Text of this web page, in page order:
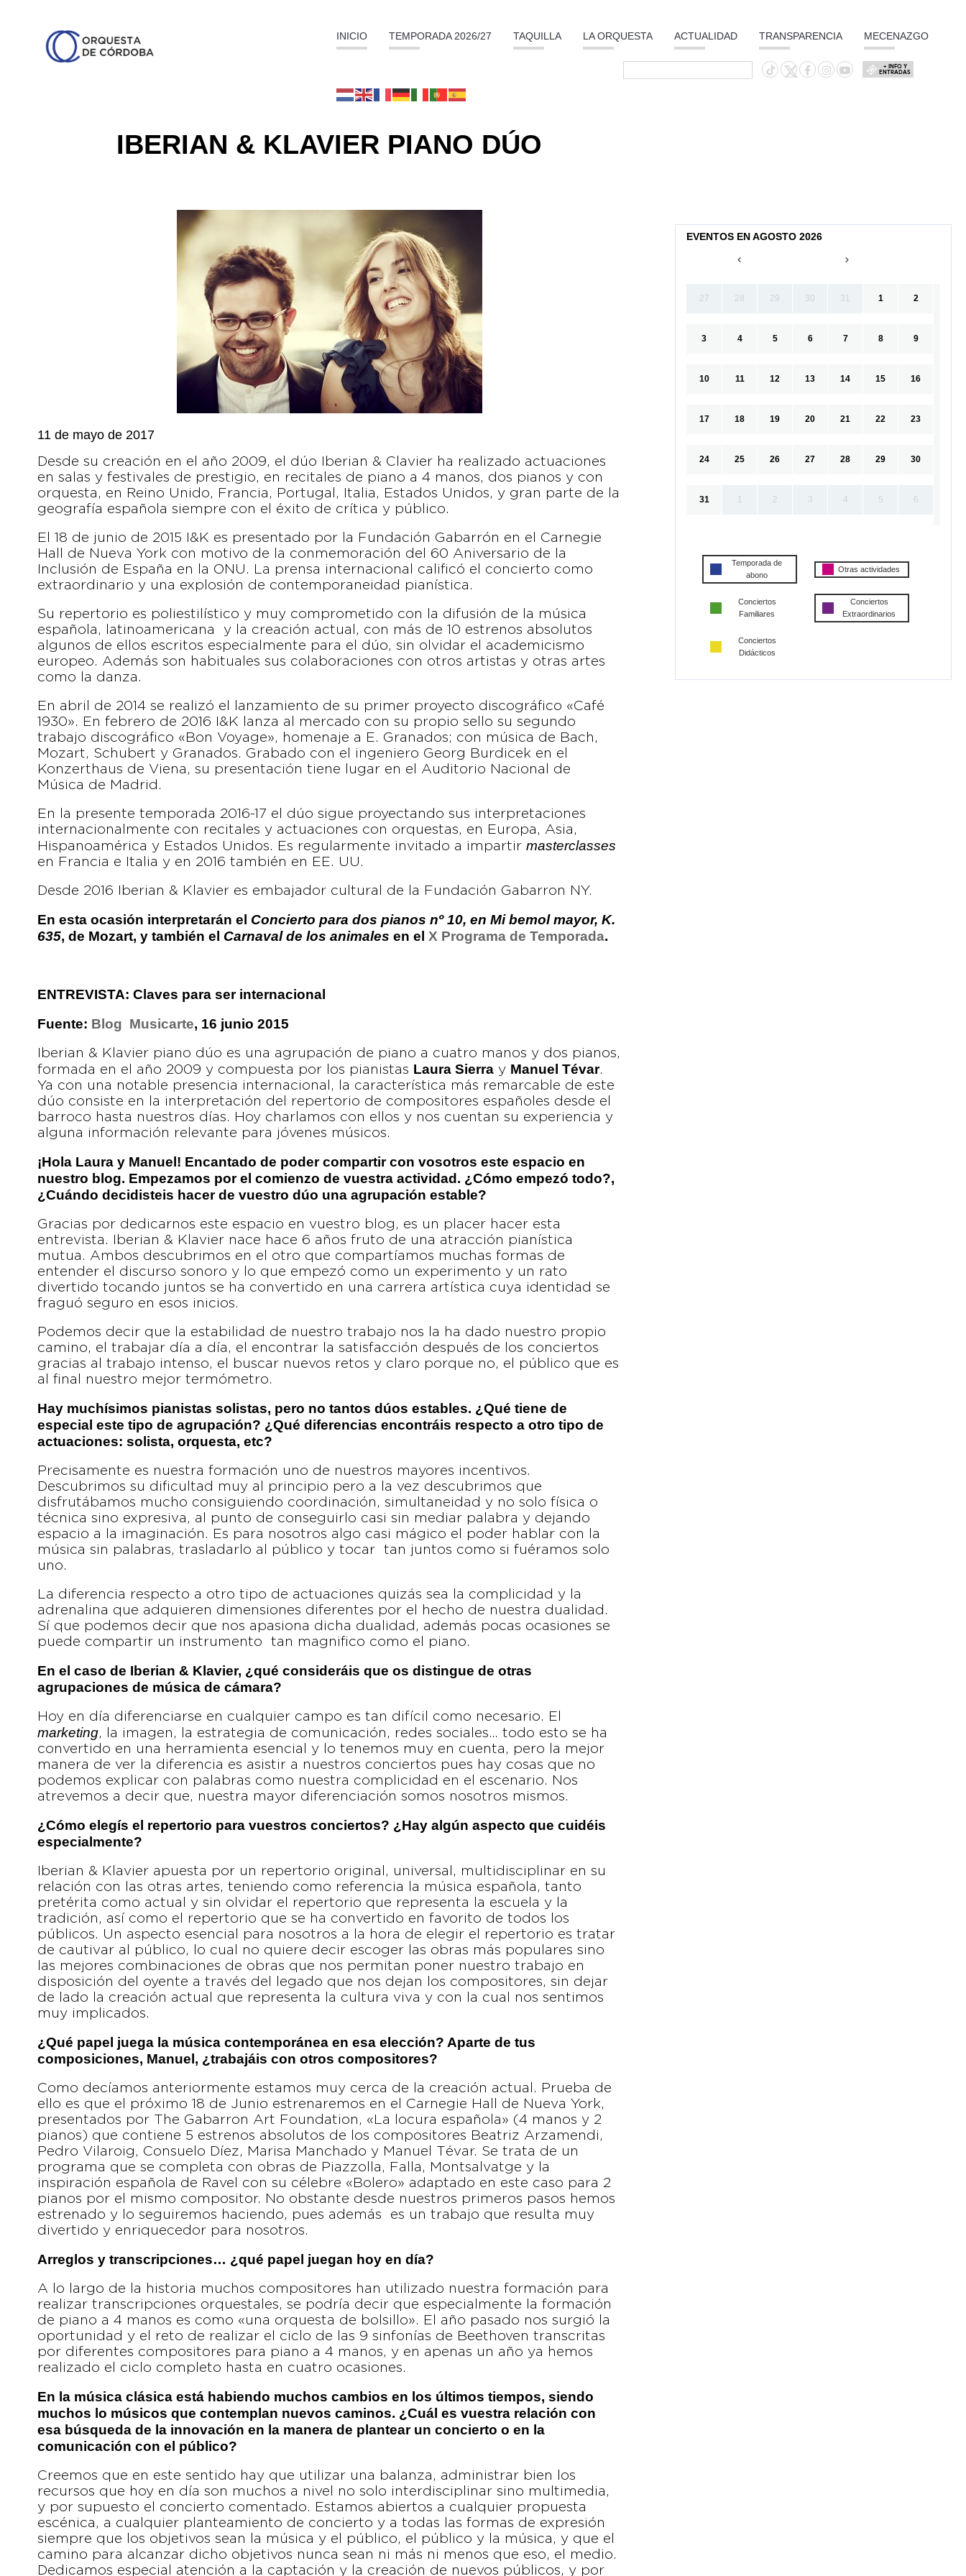
INICIO TEMPORADA 2026/27 TAQUILLA LA ORQUESTA ACTUALIDAD TRANSPARENCIA MECENAZGO
+ INFO Y
ENTRADAS
IBERIAN & KLAVIER PIANO DÚO
11 de mayo de 2017
Desde su creación en el año 2009, el dúo Iberian & Clavier ha realizado actuaciones
en salas y festivales de prestigio, en recitales de piano a 4 manos, dos pianos y con
orquesta, en Reino Unido, Francia, Portugal, Italia, Estados Unidos, y gran parte de la
geografía española siempre con el éxito de crítica y público.
El 18 de junio de 2015 I&K es presentado por la Fundación Gabarrón en el Carnegie
Hall de Nueva York con motivo de la conmemoración del 60 Aniversario de la
Inclusión de España en la ONU. La prensa internacional calificó el concierto como
extraordinario y una explosión de contemporaneidad pianística.
Su repertorio es poliestilístico y muy comprometido con la difusión de la música
española, latinoamericana y la creación actual, con más de 10 estrenos absolutos
algunos de ellos escritos especialmente para el dúo, sin olvidar el academicismo
europeo. Además son habituales sus colaboraciones con otros artistas y otras artes
como la danza.
En abril de 2014 se realizó el lanzamiento de su primer proyecto discográfico «Café
1930». En febrero de 2016 I&K lanza al mercado con su propio sello su segundo
trabajo discográfico «Bon Voyage», homenaje a E. Granados; con música de Bach,
Mozart, Schubert y Granados. Grabado con el ingeniero Georg Burdicek en el
Konzerthaus de Viena, su presentación tiene lugar en el Auditorio Nacional de
Música de Madrid.
En la presente temporada 2016-17 el dúo sigue proyectando sus interpretaciones
internacionalmente con recitales y actuaciones con orquestas, en Europa, Asia,
Hispanoamérica y Estados Unidos. Es regularmente invitado a impartir masterclasses
en Francia e Italia y en 2016 también en EE. UU.
Desde 2016 Iberian & Klavier es embajador cultural de la Fundación Gabarron NY.
En esta ocasión interpretarán el Concierto para dos pianos nº 10, en Mi bemol mayor, K.
635, de Mozart, y también el Carnaval de los animales en el X Programa de Temporada.
ENTREVISTA: Claves para ser internacional
Fuente: Blog Musicarte, 16 junio 2015
Iberian & Klavier piano dúo es una agrupación de piano a cuatro manos y dos pianos,
formada en el año 2009 y compuesta por los pianistas Laura Sierra y Manuel Tévar.
Ya con una notable presencia internacional, la característica más remarcable de este
dúo consiste en la interpretación del repertorio de compositores españoles desde el
barroco hasta nuestros días. Hoy charlamos con ellos y nos cuentan su experiencia y
alguna información relevante para jóvenes músicos.
¡Hola Laura y Manuel! Encantado de poder compartir con vosotros este espacio en
nuestro blog. Empezamos por el comienzo de vuestra actividad. ¿Cómo empezó todo?,
¿Cuándo decidisteis hacer de vuestro dúo una agrupación estable?
Gracias por dedicarnos este espacio en vuestro blog, es un placer hacer esta
entrevista. Iberian & Klavier nace hace 6 años fruto de una atracción pianística
mutua. Ambos descubrimos en el otro que compartíamos muchas formas de
entender el discurso sonoro y lo que empezó como un experimento y un rato
divertido tocando juntos se ha convertido en una carrera artística cuya identidad se
fraguó seguro en esos inicios.
Podemos decir que la estabilidad de nuestro trabajo nos la ha dado nuestro propio
camino, el trabajar día a día, el encontrar la satisfacción después de los conciertos
gracias al trabajo intenso, el buscar nuevos retos y claro porque no, el público que es
al final nuestro mejor termómetro.
Hay muchísimos pianistas solistas, pero no tantos dúos estables. ¿Qué tiene de
especial este tipo de agrupación? ¿Qué diferencias encontráis respecto a otro tipo de
actuaciones: solista, orquesta, etc?
Precisamente es nuestra formación uno de nuestros mayores incentivos.
Descubrimos su dificultad muy al principio pero a la vez descubrimos que
disfrutábamos mucho consiguiendo coordinación, simultaneidad y no solo física o
técnica sino expresiva, al punto de conseguirlo casi sin mediar palabra y dejando
espacio a la imaginación. Es para nosotros algo casi mágico el poder hablar con la
música sin palabras, trasladarlo al público y tocar tan juntos como si fuéramos solo
uno.
La diferencia respecto a otro tipo de actuaciones quizás sea la complicidad y la
adrenalina que adquieren dimensiones diferentes por el hecho de nuestra dualidad.
Sí que podemos decir que nos apasiona dicha dualidad, además pocas ocasiones se
puede compartir un instrumento tan magnifico como el piano.
En el caso de Iberian & Klavier, ¿qué consideráis que os distingue de otras
agrupaciones de música de cámara?
Hoy en día diferenciarse en cualquier campo es tan difícil como necesario. El
marketing, la imagen, la estrategia de comunicación, redes sociales… todo esto se ha
convertido en una herramienta esencial y lo tenemos muy en cuenta, pero la mejor
manera de ver la diferencia es asistir a nuestros conciertos pues hay cosas que no
podemos explicar con palabras como nuestra complicidad en el escenario. Nos
atrevemos a decir que, nuestra mayor diferenciación somos nosotros mismos.
¿Cómo elegís el repertorio para vuestros conciertos? ¿Hay algún aspecto que cuidéis
especialmente?
Iberian & Klavier apuesta por un repertorio original, universal, multidisciplinar en su
relación con las otras artes, teniendo como referencia la música española, tanto
pretérita como actual y sin olvidar el repertorio que representa la escuela y la
tradición, así como el repertorio que se ha convertido en favorito de todos los
públicos. Un aspecto esencial para nosotros a la hora de elegir el repertorio es tratar
de cautivar al público, lo cual no quiere decir escoger las obras más populares sino
las mejores combinaciones de obras que nos permitan poner nuestro trabajo en
disposición del oyente a través del legado que nos dejan los compositores, sin dejar
de lado la creación actual que representa la cultura viva y con la cual nos sentimos
muy implicados.
¿Qué papel juega la música contemporánea en esa elección? Aparte de tus
composiciones, Manuel, ¿trabajáis con otros compositores?
Como decíamos anteriormente estamos muy cerca de la creación actual. Prueba de
ello es que el próximo 18 de Junio estrenaremos en el Carnegie Hall de Nueva York,
presentados por The Gabarron Art Foundation, «La locura española» (4 manos y 2
pianos) que contiene 5 estrenos absolutos de los compositores Beatriz Arzamendi,
Pedro Vilaroig, Consuelo Díez, Marisa Manchado y Manuel Tévar. Se trata de un
programa que se completa con obras de Piazzolla, Falla, Montsalvatge y la
inspiración española de Ravel con su célebre «Bolero» adaptado en este caso para 2
pianos por el mismo compositor. No obstante desde nuestros primeros pasos hemos
estrenado y lo seguiremos haciendo, pues además es un trabajo que resulta muy
divertido y enriquecedor para nosotros.
Arreglos y transcripciones… ¿qué papel juegan hoy en día?
A lo largo de la historia muchos compositores han utilizado nuestra formación para
realizar transcripciones orquestales, se podría decir que especialmente la formación
de piano a 4 manos es como «una orquesta de bolsillo». El año pasado nos surgió la
oportunidad y el reto de realizar el ciclo de las 9 sinfonías de Beethoven transcritas
por diferentes compositores para piano a 4 manos, y en apenas un año ya hemos
realizado el ciclo completo hasta en cuatro ocasiones.
En la música clásica está habiendo muchos cambios en los últimos tiempos, siendo
muchos lo músicos que contemplan nuevos caminos. ¿Cuál es vuestra relación con
esa búsqueda de la innovación en la manera de plantear un concierto o en la
comunicación con el público?
Creemos que en este sentido hay que utilizar una balanza, administrar bien los
recursos que hoy en día son muchos a nivel no solo interdisciplinar sino multimedia,
y por supuesto el concierto comentado. Estamos abiertos a cualquier propuesta
escénica, a cualquier planteamiento de concierto y a todas las formas de expresión
siempre que los objetivos sean la música y el público, el público y la música, y que el
camino para alcanzar dicho objetivos nunca sean ni más ni menos que eso, el medio.
Dedicamos especial atención a la captación y la creación de nuevos públicos, y por
EVENTOS EN AGOSTO 2026
27 28 29 30 31 1 2
3 4 5 6 7 8 9
10 11 12 13 14 15 16
17 18 19 20 21 22 23
24 25 26 27 28 29 30
31 1 2 3 4 5 6
Temporada de
abono
Otras actividades
Conciertos
Familiares
Conciertos
Extraordinarios
Conciertos
Didácticos